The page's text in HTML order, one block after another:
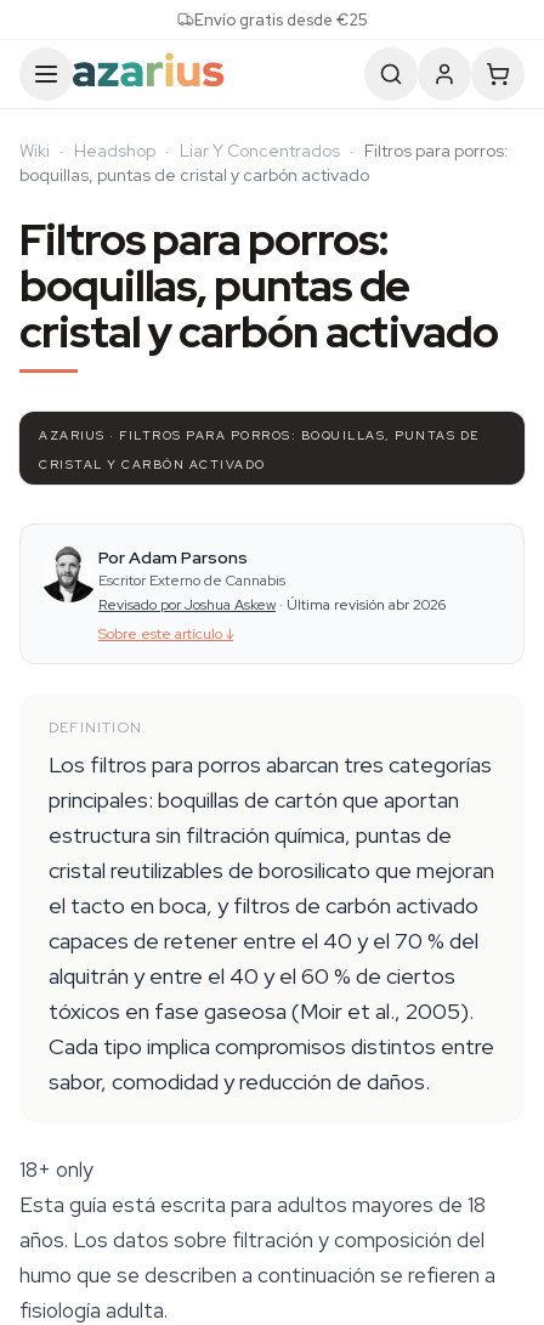
Envío gratis desde €25
Wiki · Headshop · Liar Y Concentrados · Filtros para porros:
boquillas, puntas de cristal y carbón activado
Filtros para porros:
boquillas, puntas de
cristal y carbón activado
AZARIUS · FILTROS PARA PORROS: BOQUILLAS, PUNTAS DE
CRISTAL Y CARBÓN ACTIVADO
Por Adam Parsons
Escritor Externo de Cannabis
Revisado por Joshua Askew · Última revisión abr 2026
Sobre este artículo↓
DEFINITION
Los filtros para porros abarcan tres categorías
principales: boquillas de cartón que aportan
estructura sin filtración química, puntas de
cristal reutilizables de borosilicato que mejoran
el tacto en boca, y filtros de carbón activado
capaces de retener entre el 40 y el 70 % del
alquitrán y entre el 40 y el 60 % de ciertos
tóxicos en fase gaseosa (Moir et al., 2005).
Cada tipo implica compromisos distintos entre
sabor, comodidad y reducción de daños.
18+ only
Esta guía está escrita para adultos mayores de 18
años. Los datos sobre filtración y composición del
humo que se describen a continuación se refieren a
fisiología adulta.